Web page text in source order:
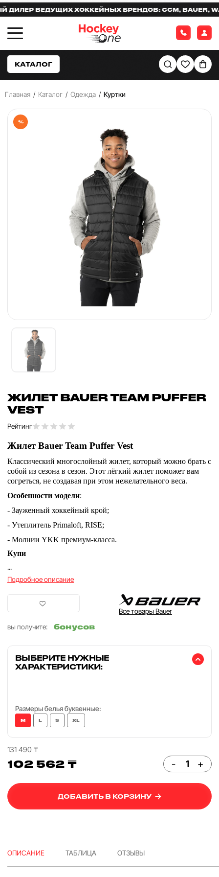
ВЕДУЩИХ ХОККЕЙНЫХ БРЕНДОВ: CCM, BAUER,
КАТАЛОГ
Главная / Каталог / Одежда / Куртки
%
ЖИЛЕТ BAUER TEAM PUFFER
VEST
Рейтинг
Жилет Bauer Team Puffer Vest
Классический многослойный жилет, который можно брать с
собой из сезона в сезон. Этот лёгкий жилет поможет вам
согреться, не создавая при этом нежелательного веса.
Особенности модели:
- Зауженный хоккейный крой;
- Утеплитель Primaloft, RISE;
- Молнии YKK премиум-класса.
Купи
...
Подробное описание
Все товары Bauer
вы получите:
бонусов
ВЫБЕРИТЕ НУЖНЫЕ
ХАРАКТЕРИСТИКИ:
Размеры белья буквенные:
M L S XL
131 490 ₸
102 562 ₸ - +
ДОБАВИТЬ В КОРЗИНУ
ОПИСАНИЕ ТАБЛИЦА ОТЗЫВЫ